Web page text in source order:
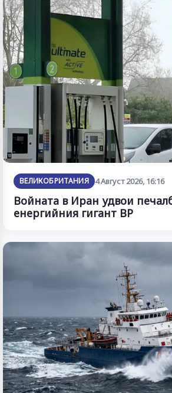
ВЕЛИКОБРИТАНИЯ 4 Август 2026, 16:16
Войната в Иран удвои
енергийния гигант BP